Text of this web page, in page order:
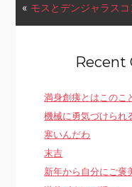
« モスとデンジャラスコ
Recent
満身創痍とはこのこ
機械に勇気づけられ
寒いんだわ
末吉
新年から自分にご褒